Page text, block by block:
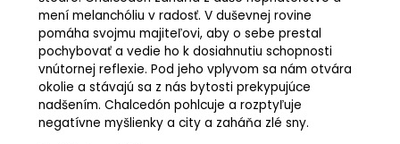
mení melanchóliu v radosť. V duševnej rovine
pomáha svojmu majiteľovi, aby o sebe prestal
pochybovať a vedie ho k dosiahnutiu schopnosti
vnútornej reflexie. Pod jeho vplyvom sa nám otvára
okolie a stávajú sa z nás bytosti prekypujúce
nadšením. Chalcedón pohlcuje a rozptyľuje
negatívne myšlienky a city a zaháňa zlé sny.